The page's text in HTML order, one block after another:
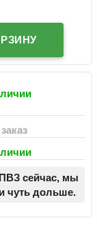
сейчас, мы
чуть дольше.